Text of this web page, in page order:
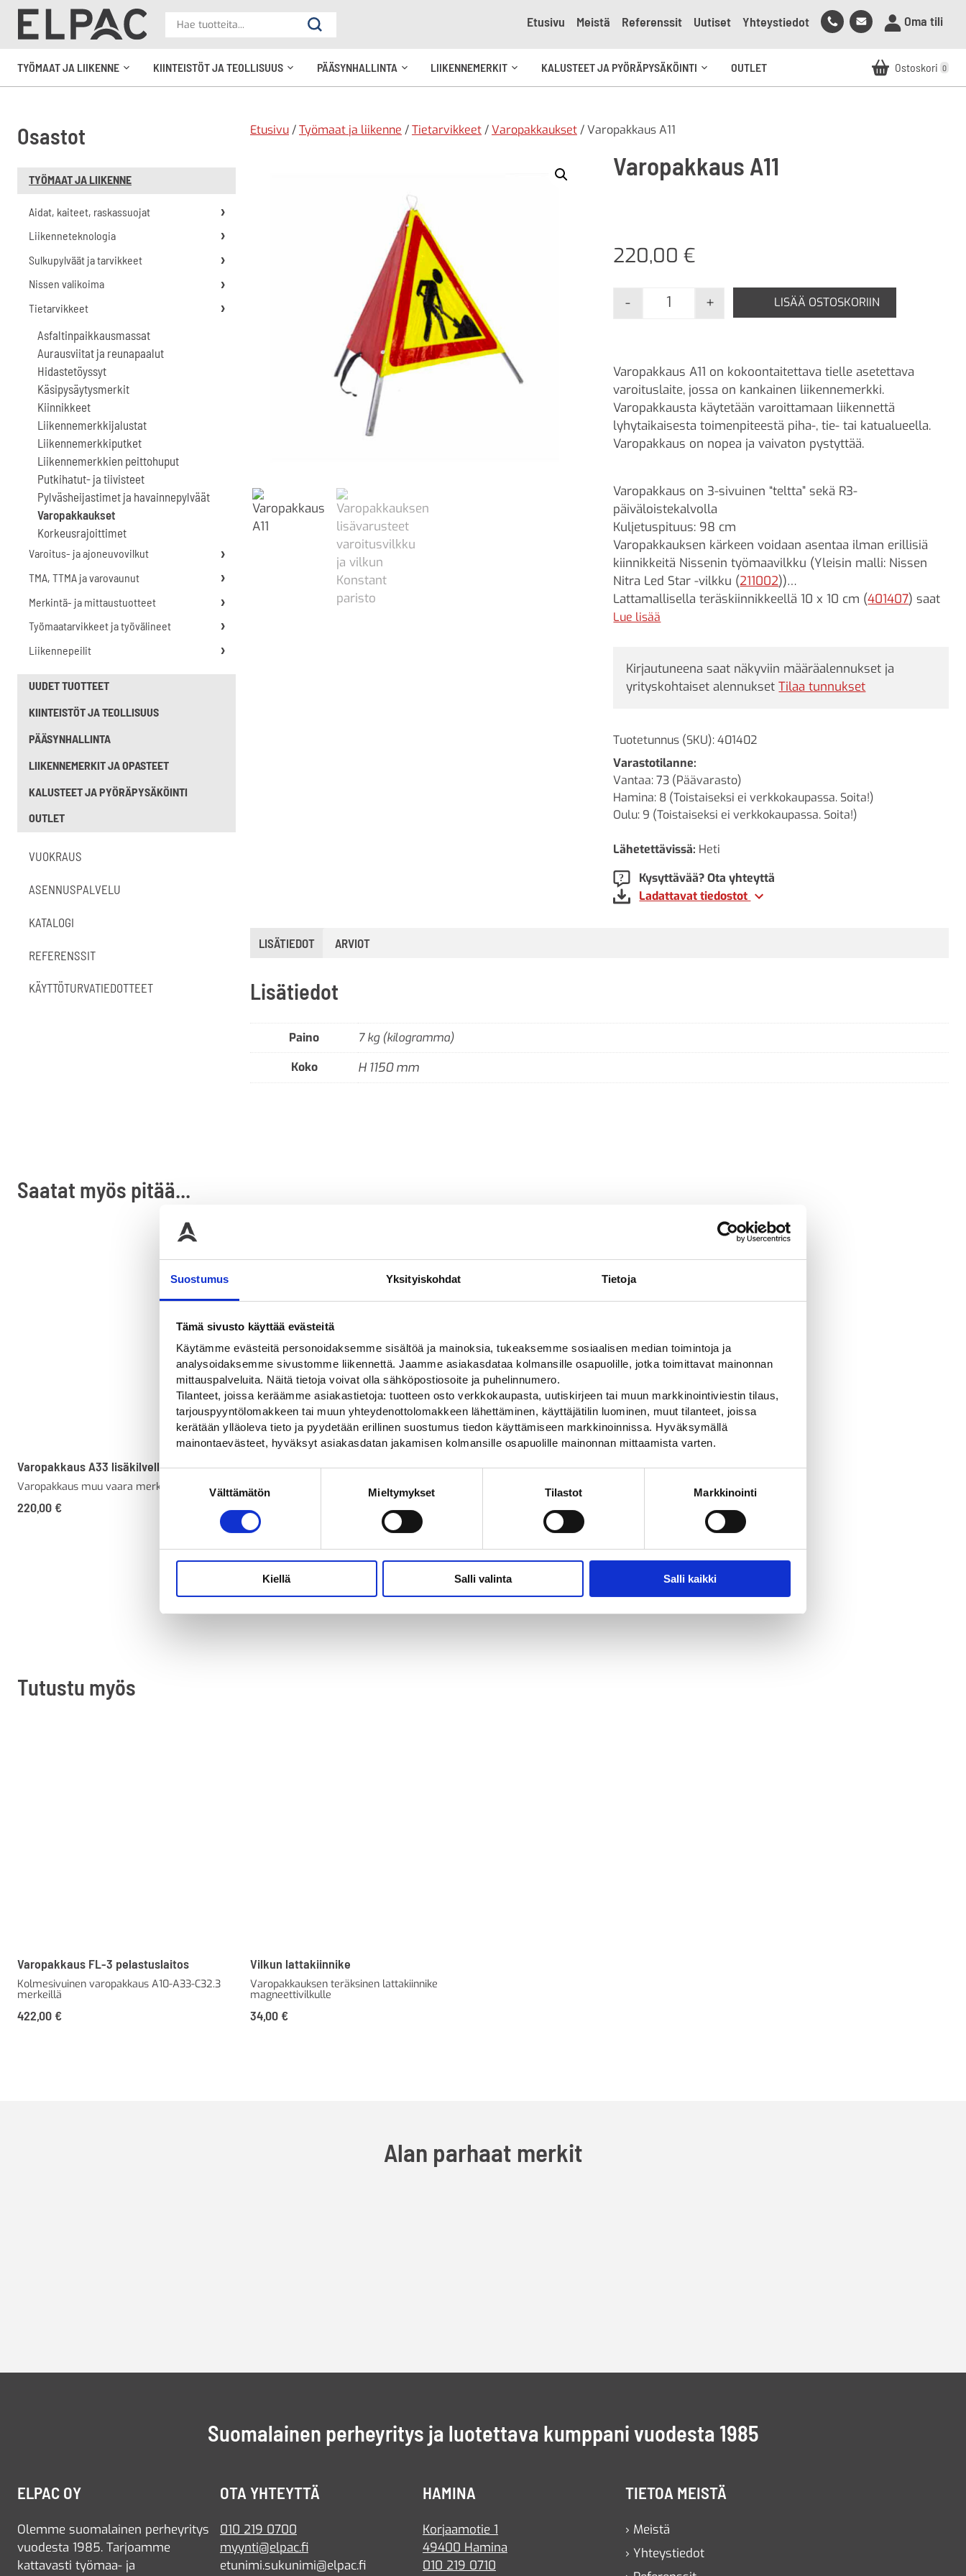
Suostumus Yksityiskohdat Tietoja
Tämä sivusto käyttää evästeitä
Käytämme evästeitä personoidaksemme sisältöä ja mainoksia, tukeaksemme sosiaalisen median toimintoja ja
analysoidaksemme sivustomme liikennettä. Jaamme asiakasdataa kolmansille osapuolille, jotka toimittavat mainonnan
mittauspalveluita. Näitä tietoja voivat olla sähköpostiosoite ja puhelinnumero.
Tilanteet, joissa keräämme asiakastietoja: tuotteen osto verkkokaupasta, uutiskirjeen tai muun markkinointiviestin tilaus,
tarjouspyyntölomakkeen tai muun yhteydenottolomakkeen lähettäminen, käyttäjätilin luominen, muut tilanteet, joissa
kerätään ylläoleva tieto ja pyydetään erillinen suostumus tiedon käyttämiseen markkinoinnissa. Hyväksymällä
mainontaevästeet, hyväksyt asiakasdatan jakamisen kolmansille osapuolille mainonnan mittaamista varten.
valinta
Välttämätön Mieltymykset Tilastot Markkinointi
Kiellä Salli valinta Salli kaikki
Hae
Hae
Etusivu Meistä Referenssit Uutiset Yhteystiedot
Soita
meille
Lähetä
meille
Oma tili
TYÖMAAT JA LIIKENNE
KIINTEISTÖT JA TEOLLISUUS
PÄÄSYNHALLINTA
LIIKENNEMERKIT
KALUSTEET JA PYÖRÄPYSÄKÖINTI
OUTLET Ostoskori 0
Osastot
TYÖMAAT JA LIIKENNE
Aidat, kaiteet, raskassuojat
Liikenneteknologia
Sulkupylväät ja tarvikkeet
Nissen valikoima
Tietarvikkeet
Asfaltinpaikkausmassat
Aurausviitat ja reunapaalut
Hidastetöyssyt
Käsipysäytysmerkit
Kiinnikkeet
Liikennemerkkijalustat
Liikennemerkkiputket
Liikennemerkkien peittohuput
Putkihatut- ja tiivisteet
Pylväsheijastimet ja havainnepylväät
Varopakkaukset
Korkeusrajoittimet
Varoitus- ja ajoneuvovilkut
TMA, TTMA ja varovaunut
Merkintä- ja mittaustuotteet
Työmaatarvikkeet ja työvälineet
Liikennepeilit
UUDET TUOTTEET
KIINTEISTÖT JA TEOLLISUUS
PÄÄSYNHALLINTA
LIIKENNEMERKIT JA OPASTEET
KALUSTEET JA PYÖRÄPYSÄKÖINTI
OUTLET
VUOKRAUS
ASENNUSPALVELU
KATALOGI
REFERENSSIT
KÄYTTÖTURVATIEDOTTEET
Etusivu /Työmaat ja liikenne /Tietarvikkeet /Varopakkaukset / Varopakkaus A11
Varopakkaus A11
220,00€
Varopakkaus A11 määrä
- + LISÄÄ OSTOSKORIIN
Varopakkaus A11 on kokoontaitettava tielle asetettava
varoituslaite, jossa on kankainen liikennemerkki.
Varopakkausta käytetään varoittamaan liikennettä
lyhytaikaisesta toimenpiteestä piha-, tie- tai katualueella.
Varopakkaus on nopea ja vaivaton pystyttää.
Varopakkaus on 3-sivuinen “teltta” sekä R3-
päiväloistekalvolla
Kuljetuspituus: 98 cm
Varopakkauksen kärkeen voidaan asentaa ilman erillisiä
kiinnikkeitä Nissenin työmaavilkku (Yleisin malli: Nissen
Nitra Led Star -vilkku (211002))
Lattamallisella teräskiinnikkeellä 10 x 10 cm (401407) saat
magneettivilkun tai magneetillisen valokiekon
Lue lisää
Kirjautuneena saat näkyviin määräalennukset ja
yrityskohtaiset alennuksetTilaa tunnukset
Tuotetunnus (SKU): 401402
Varastotilanne:
Vantaa: 73 (Päävarasto)
Hamina: 8 (Toistaiseksi ei verkkokaupassa. Soita!)
Oulu: 9 (Toistaiseksi ei verkkokaupassa. Soita!)
Lähetettävissä: Heti
Kysyttävää? Ota yhteyttä
Ladattavat tiedostot
LISÄTIEDOT ARVIOT
Lisätiedot
Paino
7 kg (kilogramma)
Koko
H 1150 mm
Saatat myös pitää...
Varopakkaus A33 lisäkilvellä
Varopakkaus muu vaara merkillä ja lisäkivellä
220,00 €
Varopakkaus A11 1-sivuinen
1-sivuinen varopakkaus tietyömerkillä, R1-
kalvo
119,00
Varopakkaus A11 lisäkilvellä
Varopakkaus tietyömerkillä ja lisäkilvellä
Tutustu myös
Varopakkaus FL-3 pelastuslaitos
Kolmesivuinen varopakkaus A10-A33-C32.3
merkeillä
422,00 €
Vilkun lattakiinnike
Varopakkauksen teräksinen lattakiinnike
magneettivilkulle
34,00 €
Alan parhaat merkit
Suomalainen perheyritys ja luotettava kumppani vuodesta 1985
ELPAC OY
Olemme suomalainen perheyritys
vuodesta 1985. Tarjoamme
kattavasti työmaa- ja
OTA YHTEYTTÄ
010 219 0700
myynti@elpac.fi
etunimi.sukunimi@elpac.fi
HAMINA
Korjaamotie 1
49400 Hamina
010 219 0710
TIETOA MEISTÄ
› Meistä
› Yhteystiedot